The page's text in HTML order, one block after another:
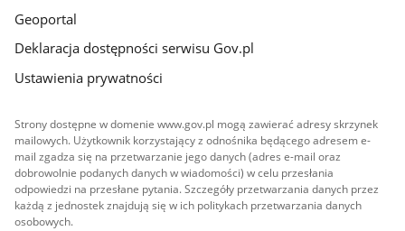
Geoportal
Deklaracja dostępności serwisu Gov.pl
Ustawienia prywatności
Strony dostępne w domenie www.gov.pl mogą zawierać adresy skrzynek
mailowych. Użytkownik korzystający z odnośnika będącego adresem e-
mail zgadza się na przetwarzanie jego danych (adres e-mail oraz
dobrowolnie podanych danych w wiadomości) w celu przesłania
odpowiedzi na przesłane pytania. Szczegóły przetwarzania danych przez
każdą z jednostek znajdują się w ich politykach przetwarzania danych
osobowych.